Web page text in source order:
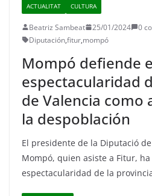
ACTUALITAT CULTURA
Beatriz Sambeat 25/01/2024
0
Diputación,fitur,mompó
Mompó defiende
espectacularidad
de Valencia como
la despoblación
El presidente de la Diputació
Mompó, quien asiste a Fitur,
espectacularidad de la